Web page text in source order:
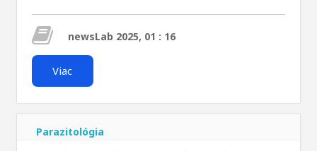
newsLab 2025, 01 : 16
Viac
Parazitológia